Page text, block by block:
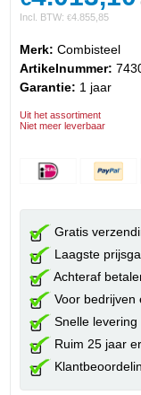
Incl. BTW:€4.855,85
Merk: Combisteel
Artikelnummer:
Garantie: 1 jaar
Uit het assortiment
Niet meer leverbaar
Gratis
Laagste
Achteraf
Voor bedrijven
Snelle levering
Ruim 25 jaar